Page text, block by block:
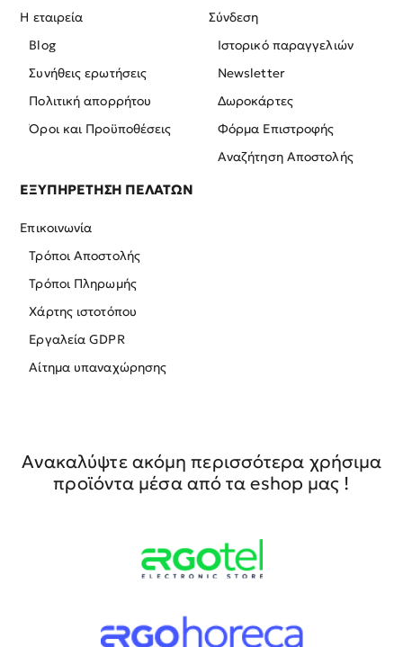
Η εταιρεία
Blog
Συνήθεις ερωτήσεις
Πολιτική απορρήτου
Όροι και Προϋποθέσεις
Σύνδεση
Ιστορικό παραγγελιών
Newsletter
Δωροκάρτες
Φόρμα Επιστροφής
Αναζήτηση Αποστολής
ΕΞΥΠΗΡΕΤΗΣΗ ΠΕΛΑΤΩΝ
Επικοινωνία
Τρόποι Αποστολής
Τρόποι Πληρωμής
Χάρτης ιστοτόπου
Εργαλεία GDPR
Αίτημα υπαναχώρησης
Ανακαλύψτε ακόμη περισσότερα χρήσιμα
προϊόντα μέσα από τα eshop μας !